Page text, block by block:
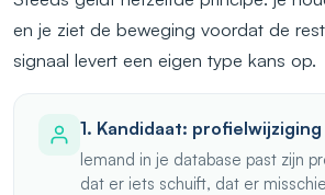
en je ziet de beweging voordat de
signaal levert een eigen type kans op.
1. Kandidaat:
Iemand in je database past zijn
dat er iets schuift, dat er